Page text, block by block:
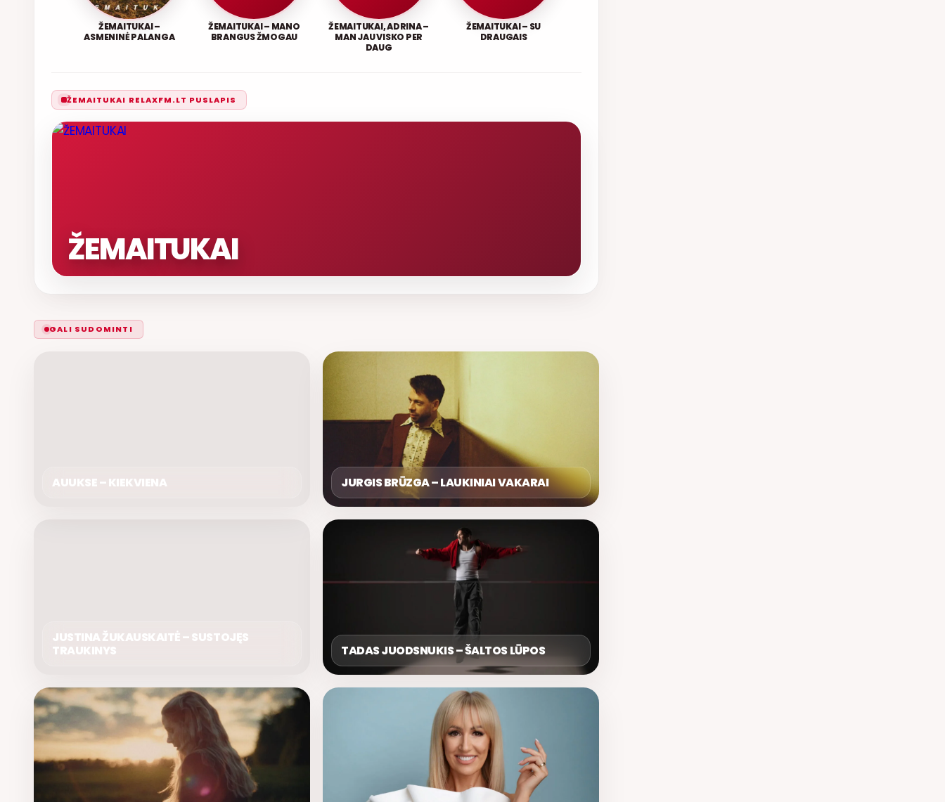
ŽEMAITUKAI –
ASMENINĖ PALANGA
ŽEMAITUKAI – MANO
BRANGUS ŽMOGAU
ŽEMAITUKAI, ADRINA –
MAN JAU VISKO PER
DAUG
ŽEMAITUKAI – SU
DRAUGAIS
ŽEMAITUKAI RELAXFM.LT PUSLAPIS
ŽEMAITUKAI
GALI SUDOMINTI
AUUKSE – KIEKVIENA JURGIS BRŪZGA – LAUKINIAI VAKARAI
JUSTINA ŽUKAUSKAITĖ – SUSTOJĘS
TRAUKINYS
TADAS JUODSNUKIS – ŠALTOS LŪPOS